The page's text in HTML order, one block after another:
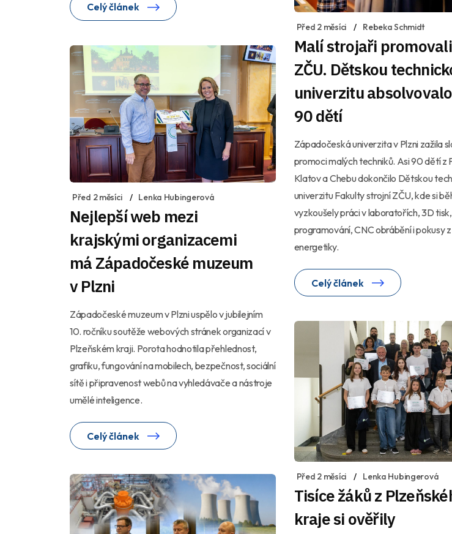
Celý článek
Před 2 měsíci Rebeka Schmidt
Malí strojaři
ZČU. Dětskou
univerzitu
90 dětí
Západočeská univerzita v Plzni zažila
promoci malých techniků. Asi 90 dětí z
Klatov a Chebu dokončilo Dětskou
univerzitu Fakulty strojní ZČU, kde si
vyzkoušely práci v laboratořích, 3D tisk,
programování, CNC obrábění i pokusy
energetiky.
Celý článek
Před 2 měsíci Lenka Hubingerová
Nejlepší web mezi
krajskými organizacemi
má Západočeské muzeum
v Plzni
Západočeské muzeum v Plzni uspělo v jubilejním
10. ročníku soutěže webových stránek organizací v
Plzeňském kraji. Porota hodnotila přehlednost,
grafiku, fungování na mobilech, bezpečnost, sociální
sítě i připravenost webů na vyhledávače a nástroje
umělé inteligence.
Celý článek
Před 2 měsíci Lenka Hubingerová
Tisíce žáků z
kraje si ověřily